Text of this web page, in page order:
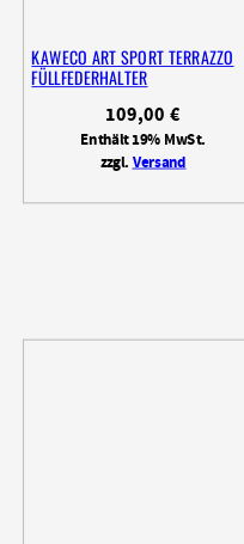
KAWECO ART SPORT TERRAZZO
FÜLLFEDERHALTER
109,00 €
Enthält 19% MwSt.
zzgl.Versand